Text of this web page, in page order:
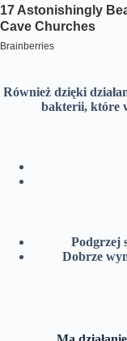
Również dzięki
bakterii, które
Podgrzej
Dobrze